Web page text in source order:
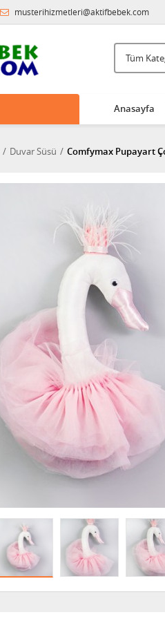
musterihizmetleri@aktifbebek.com
Anasayfa
Duvar Süsü Comfymax Pupayart